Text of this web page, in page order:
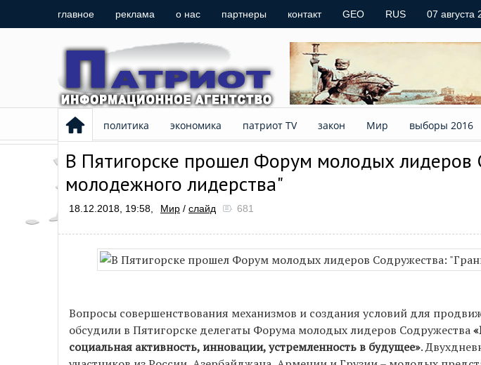
главное реклама о нас партнеры контакт GEO RUS 07 августа
политика экономика патриот TV закон Мир выборы 2016
В Пятигорске прошел Форум молодых лидеров
молодежного лидерства"
18.12.2018, 19:58, Мир / слайд 681
Вопросы совершенствования механизмов и создания условий для
обсудили в Пятигорске делегаты Форума молодых лидеров Содружества
социальная активность, инновации, устремленность в будущее».